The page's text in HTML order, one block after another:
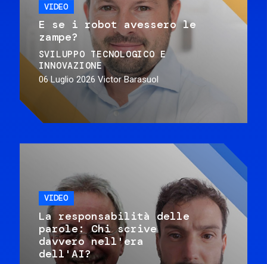
VIDEO
E se i robot avessero le
zampe?
SVILUPPO TECNOLOGICO E
INNOVAZIONE
06 Luglio 2026 Victor Barasuol
VIDEO
La responsabilità delle
parole: Chi scrive
davvero nell'era
dell'AI?